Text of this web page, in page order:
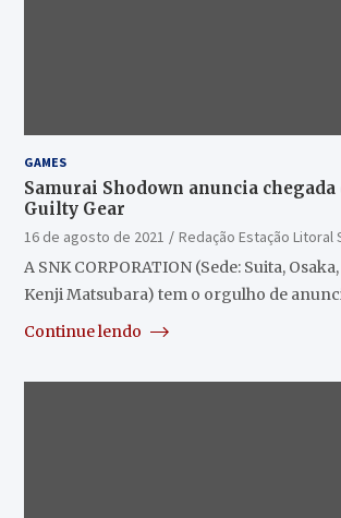
GAMES
Samurai Shodown anuncia chegada
Guilty Gear
16 de agosto de 2021
Redação Estação Litoral
A SNK CORPORATION (Sede: Suita, Osaka,
Kenji Matsubara) tem o orgulho de
Continue lendo